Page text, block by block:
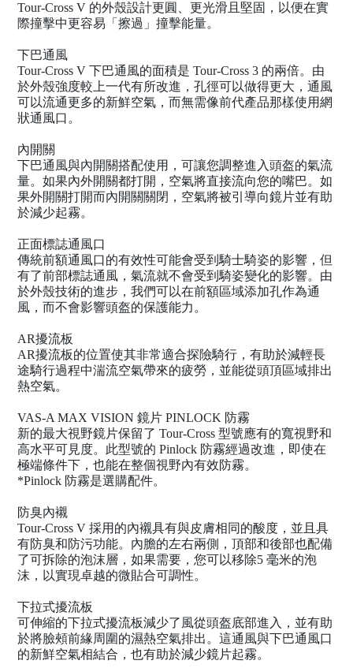
Tour-Cross V 的外殼設計更圓、更光滑且堅固，以便在實
際撞擊中更容易「擦過」撞擊能量。
下巴通風
Tour-Cross V 下巴通風的面積是 Tour-Cross 3 的兩倍。由
於外殼強度較上一代有所改進，孔徑可以做得更大，通風
可以流通更多的新鮮空氣，而無需像前代產品那樣使用網
狀通風口。
內開關
下巴通風與內開關搭配使用，可讓您調整進入頭盔的氣流
量。如果內外開關都打開，空氣將直接流向您的嘴巴。如
果外開關打開而內開關關閉，空氣將被引導向鏡片並有助
於減少起霧。
正面標誌通風口
傳統前額通風口的有效性可能會受到騎士騎姿的影響，但
有了前部標誌通風，氣流就不會受到騎姿變化的影響。由
於外殼技術的進步，我們可以在前額區域添加孔作為通
風，而不會影響頭盔的保護能力。
AR擾流板
AR擾流板的位置使其非常適合探險騎行，有助於減輕長
途騎行過程中湍流空氣帶來的疲勞，並能從頭頂區域排出
熱空氣。
VAS-A MAX VISION 鏡片 PINLOCK 防霧
新的最大視野鏡片保留了 Tour-Cross 型號應有的寬視野和
高水平可見度。此型號的 Pinlock 防霧經過改進，即使在
極端條件下，也能在整個視野內有效防霧。
*Pinlock 防霧是選購配件。
防臭內襯
Tour-Cross V 採用的內襯具有與皮膚相同的酸度，並且具
有防臭和防污功能。內膽的左右兩側，頂部和後部也配備
了可拆除的泡沫層，如果需要，您可以移除5 毫米的泡
沫，以實現卓越的微貼合可調性。
下拉式擾流板
可伸縮的下拉式擾流板減少了風從頭盔底部進入，並有助
於將臉頰前緣周圍的濕熱空氣排出。這通風與下巴通風口
的新鮮空氣相結合，也有助於減少鏡片起霧。